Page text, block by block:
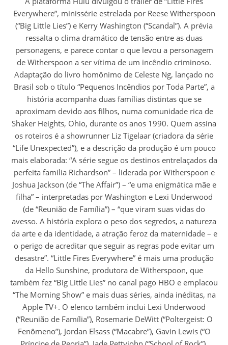
Everywhere”, minissérie estrelada por Reese Witherspoon
(“Big Little Lies”) e Kerry Washington (“Scandal”). A prévia
ressalta o clima dramático de tensão entre as duas
personagens, e parece contar o que levou a personagem
de Witherspoon a ser vítima de um incêndio criminoso.
Adaptação do livro homônimo de Celeste Ng, lançado no
Brasil sob o título “Pequenos Incêndios por Toda Parte”, a
história acompanha duas famílias distintas que se
aproximam devido aos filhos, numa comunidade rica de
Shaker Heights, Ohio, durante os anos 1990. Quem assina
os roteiros é a showrunner Liz Tigelaar (criadora da série
“Life Unexpected”), e a descrição da produção é um pouco
mais elaborada: “A série segue os destinos entrelaçados da
perfeita família Richardson” – liderada por Witherspoon e
Joshua Jackson (de “The Affair”) – “e uma enigmática mãe e
filha” – interpretadas por Washington e Lexi Underwood
(de “Reunião de Família”) – “que viram suas vidas do
avesso. A história explora o peso dos segredos, a natureza
da arte e da identidade, a atração feroz da maternidade – e
o perigo de acreditar que seguir as regras pode evitar um
desastre”. “Little Fires Everywhere” é mais uma produção
da Hello Sunshine, produtora de Witherspoon, que
também fez “Big Little Lies” no canal pago HBO e emplacou
“The Morning Show” e mais duas séries, ainda inéditas, na
Apple TV+. O elenco também inclui Lexi Underwood
(“Reunião de Família”), Rosemarie DeWitt (“Poltergeist: O
Fenômeno”), Jordan Elsass (“Macabre”), Gavin Lewis (“O